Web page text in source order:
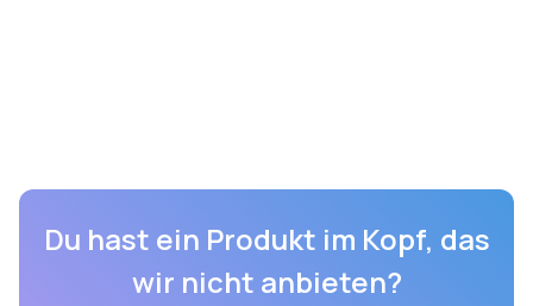
Du hast ein Produkt im Kopf, das
wir nicht anbieten?